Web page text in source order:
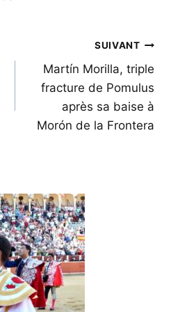
SUIVANT
Martín Morilla, triple
fracture de Pomulus
après sa baise à
Morón de la Frontera